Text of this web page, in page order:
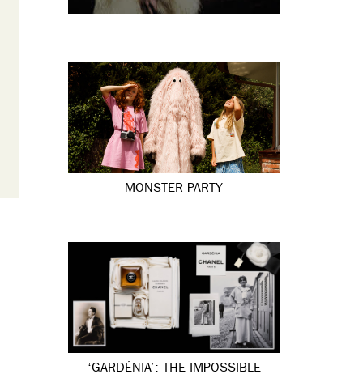
MONSTER PARTY
‘GARDÉNIA’: THE IMPOSSIBLE